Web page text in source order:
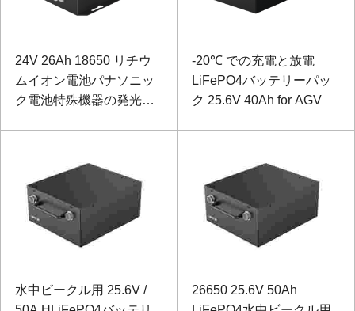
24V 26Ah 18650 リチウ
ムイオン電池パナソニッ
ク電池特殊機器の発光計
-20℃ での充電と放電
LiFePO4バッテリーパッ
ク 25.6V 40Ah for AGV
水中ビークル用 25.6V /
26650 25.6V 50Ah